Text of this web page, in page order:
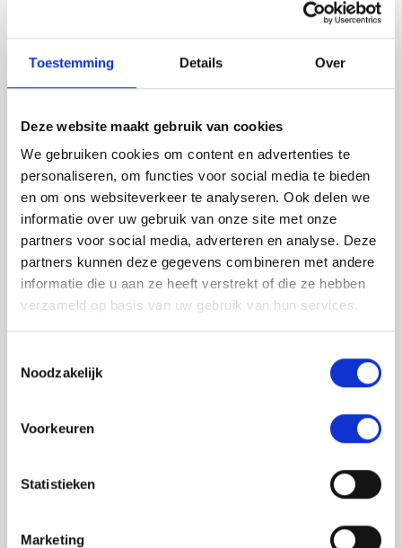
Toestemming Details Over
Deze website maakt gebruik van cookies
We gebruiken cookies om content en advertenties te
personaliseren, om functies voor social media te bieden
en om ons websiteverkeer te analyseren. Ook delen we
informatie over uw gebruik van onze site met onze
partners voor social media, adverteren en analyse. Deze
partners kunnen deze gegevens combineren met andere
informatie die u aan ze heeft verstrekt of die ze hebben
verzameld op basis van uw gebruik van hun services.
Noodzakelijk
Voorkeuren
Statistieken
Marketing
Jouw feedback wordt verwerkt door de
adviseurs van het team richtlijnen NCJ. Als zij
feedback meegenomen wordt met de